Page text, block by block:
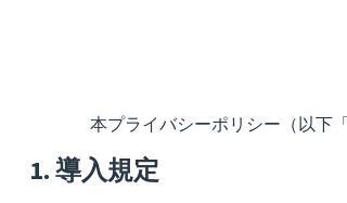
本プライバシーポリシー（以下
導入規定